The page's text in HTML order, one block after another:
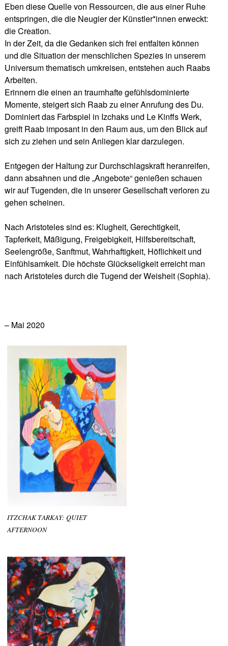
Eben diese Quelle von Ressourcen, die aus einer Ruhe
entspringen, die die Neugier der Künstler*innen erweckt:
die Creation.
In der Zeit, da die Gedanken sich frei entfalten können
und die Situation der menschlichen Spezies in unserem
Universum thematisch umkreisen, entstehen auch Raabs
Arbeiten.
Erinnern die einen an traumhafte gefühlsdominierte
Momente, steigert sich Raab zu einer Anrufung des Du.
Dominiert das Farbspiel in Izchaks und Le Kinffs Werk,
greift Raab imposant in den Raum aus, um den Blick auf
sich zu ziehen und sein Anliegen klar darzulegen.
Entgegen der Haltung zur Durchschlagskraft heranreifen,
dann absahnen und die „Angebote“ genießen schauen
wir auf Tugenden, die in unserer Gesellschaft verloren zu
gehen scheinen.
Nach Aristoteles sind es: Klugheit, Gerechtigkeit,
Tapferkeit, Mäßigung, Freigebigkeit, Hilfsbereitschaft,
Seelengröße, Sanftmut, Wahrhaftigkeit, Höflichkeit und
Einfühlsamkeit. Die höchste Glückseligkeit erreicht man
nach Aristoteles durch die Tugend der Weisheit (Sophia).
– Mai 2020
ITZCHAK TARKAY: QUIET
AFTERNOON